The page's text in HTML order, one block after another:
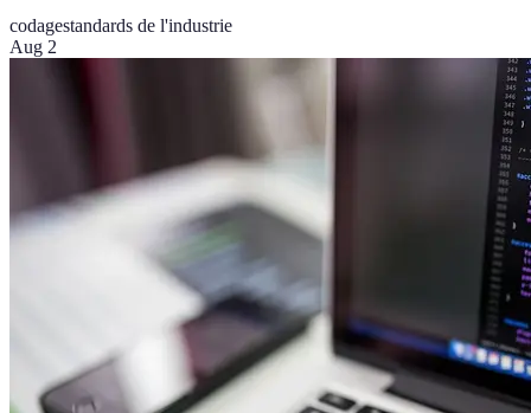
codagestandards de l'industrie
Aug 2